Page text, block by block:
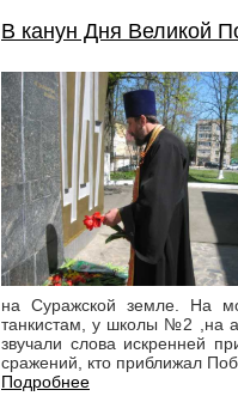
В канун Дня Великой
на Суражской земле. На
танкистам, у школы №2 ,на
звучали слова искренней
сражений, кто приближал
Подробнее